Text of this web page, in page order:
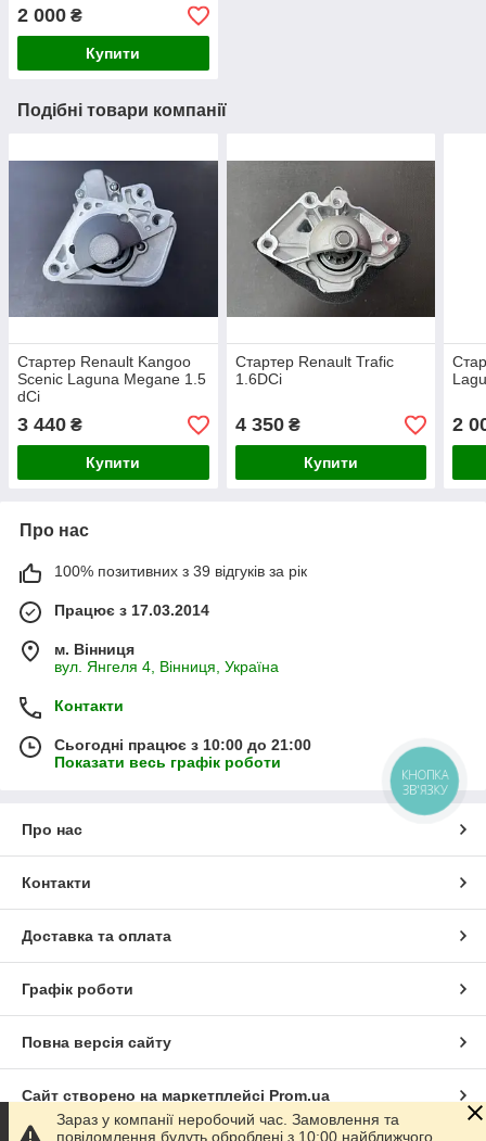
2 000 ₴
Купити
Подібні товари компанії
Стартер Renault Kangoo
Scenic Laguna Megane 1.5
dCi
3 440 ₴
Купити
Стартер Renault Trafic
1.6DCi
4 350₴
Купити
2
Про нас
100% позитивних з 39 відгуків за рік
Працює з 17.03.2014
м. Вінниця
вул. Янгеля 4, Вінниця, Україна
Контакти
Сьогодні працює з 10:00 до 21:00
Показати весь графік роботи
Про нас
Контакти
Доставка та оплата
Графік роботи
Повна версія сайту
Сайт створено на маркетплейсі Prom.ua
Зараз у компанії неробочий час. Замовлення та
повідомлення будуть оброблені з 10:00 найближчого
КНОПКА
ЗВ'ЯЗКУ